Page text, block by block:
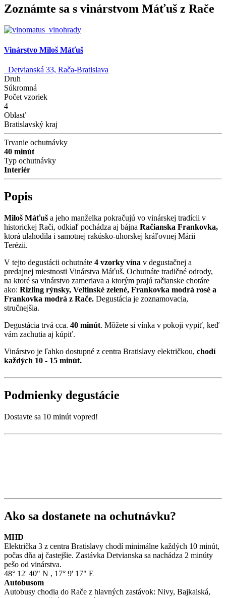
Zoznámte sa s vinárstvom Máťuš z Rače
Vinárstvo Miloš Máťuš
Detvianská 33, Rača-Bratislava
Druh
Súkromná
Počet vzoriek
4
Oblasť
Bratislavský kraj
Trvanie ochutnávky
40 minút
Typ ochutnávky
Interiér
Popis
Miloš Máťuš a jeho manželka pokračujú vo vinárskej tradícii v
historickej Rači, odkiaľ pochádza aj bájna Račianska Frankovka,
ktorá ulahodila i samotnej rakúsko-uhorskej kráľovnej Márii
Terézii.
V tejto degustácii ochutnáte 4 vzorky vína v degustačnej a
predajnej miestnosti Vinárstva Máťuš. Ochutnáte tradičné odrody,
na ktoré sa vinárstvo zameriava a ktorým prajú račianske chotáre
ako: Rizling rýnsky, Veltinské zelené, Frankovka modrá rosé a
Frankovka modrá z Rače. Degustácia je zoznamovacia,
stručnejšia.
Degustácia trvá cca. 40 minút. Môžete si vínka v pokoji vypiť, keď
vám zachutia aj kúpiť.
Vinárstvo je ľahko dostupné z centra Bratislavy električkou, chodí
každých 10 - 15 minút.
Podmienky degustácie
Dostavte sa 10 minút vopred!
Ako sa dostanete na ochutnávku?
MHD
Električka 3 z centra Bratislavy chodí minimálne každých 10 minút,
počas dňa aj častejšie. Zastávka Detvianska sa nachádza 2 minúty
pešo od vinárstva.
48° 12' 40" N , 17° 9' 17" E
Autobusom
Autobusy chodia do Rače z hlavných zastávok: Nivy, Bajkalská,